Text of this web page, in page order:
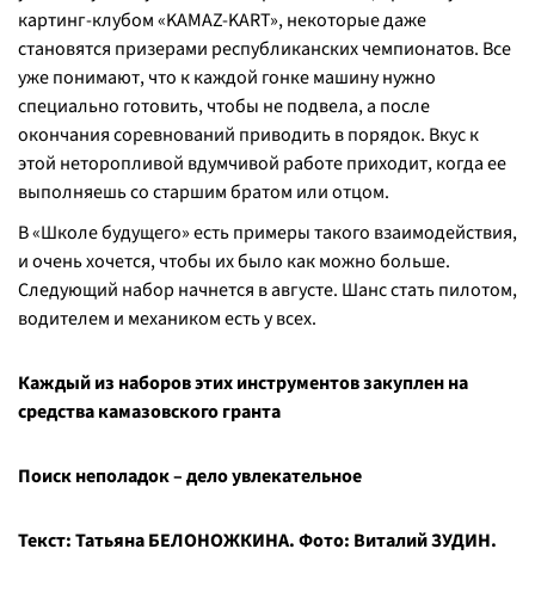
картинг-клубом «KAMAZ-KART», некоторые даже
становятся призерами республиканских чемпионатов. Все
уже понимают, что к каждой гонке машину нужно
специально готовить, чтобы не подвела, а после
окончания соревнований приводить в порядок. Вкус к
этой неторопливой вдумчивой работе приходит, когда ее
выполняешь со старшим братом или отцом.
В «Школе будущего» есть примеры такого взаимодействия,
и очень хочется, чтобы их было как можно больше.
Следующий набор начнется в августе. Шанс стать пилотом,
водителем и механиком есть у всех.
Каждый из наборов этих инструментов закуплен на
средства камазовского гранта
Поиск неполадок – дело увлекательное
Текст: Татьяна БЕЛОНОЖКИНА. Фото: Виталий ЗУДИН.